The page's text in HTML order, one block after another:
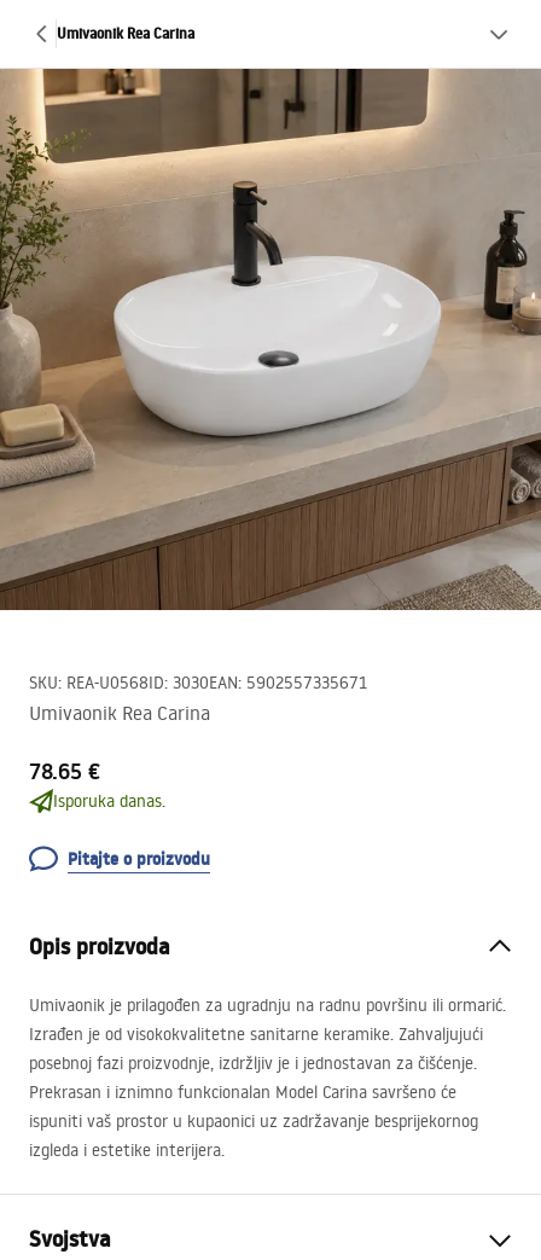
Umivaonik Rea Carina
SKU: REA-U0568ID: 3030EAN: 5902557335671
Umivaonik Rea Carina
78.65 €
Isporuka danas.
Pitajte o proizvodu
Opis proizvoda
Umivaonik je prilagođen za ugradnju na radnu površinu ili ormarić.
Izrađen je od visokokvalitetne sanitarne keramike. Zahvaljujući
posebnoj fazi proizvodnje, izdržljiv je i jednostavan za čišćenje.
Prekrasan i iznimno funkcionalan Model Carina savršeno će
ispuniti vaš prostor u kupaonici uz zadržavanje besprijekornog
izgleda i estetike interijera.
Svojstva